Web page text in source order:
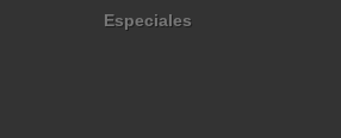
Especiales